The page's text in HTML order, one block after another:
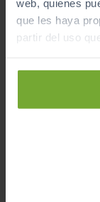
web, quienes
que les haya
partir del uso